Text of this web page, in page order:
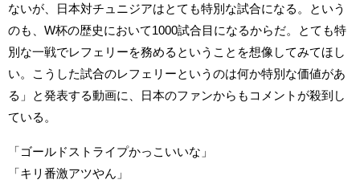
ないが、日本対チュニジアはとても特別な試合になる。という
のも、W杯の歴史において1000試合目になるからだ。とても特
別な一戦でレフェリーを務めるということを想像してみてほし
い。こうした試合のレフェリーというのは何か特別な価値があ
る」と発表する動画に、日本のファンからもコメントが殺到し
ている。
「ゴールドストライプかっこいいな」
「キリ番激アツやん」